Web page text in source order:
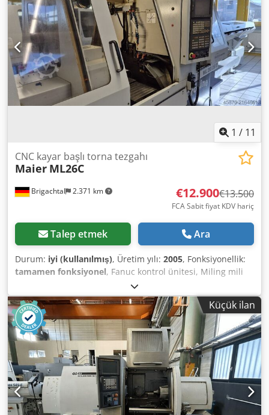
1 / 11
Brigachtal 2.371 km
CNC kayar başlı torna tezgahı
Maier ML26C
€12.900€13.500
FCA Sabit fiyat KDV hariç
Talep etmek Ara
Durum: iyi (kullanılmış), Üretim yılı: 2005, Fonksiyonellik:
tamamen fonksiyonel, Fanuc kontrol ünitesi, Miling mili
geçişi 26 mm, Karşı mil, Dksdeyyxkzspfx Abler Karşı mil için
4 adet eksenel tahrikli takım, Ana mil ve karşı mil için 3
adet radyal tahrikli takım, FMB yükleme magazini, Yangın
söndürme sistemi, Yüksek basınçlı pompa, Fotoğraflanan
aksesuarlara garanti verilmemektedir.
Küçük ilan